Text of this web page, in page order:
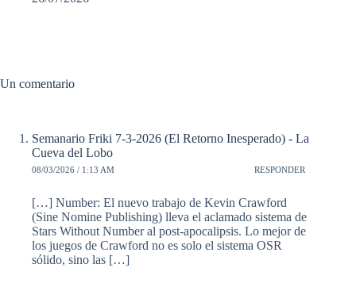
Un comentario
Semanario Friki 7-3-2026 (El Retorno Inesperado) - La
Cueva del Lobo
08/03/2026 / 1:13 AM RESPONDER
[…] Number: El nuevo trabajo de Kevin Crawford
(Sine Nomine Publishing) lleva el aclamado sistema de
Stars Without Number al post-apocalipsis. Lo mejor de
los juegos de Crawford no es solo el sistema OSR
sólido, sino las […]